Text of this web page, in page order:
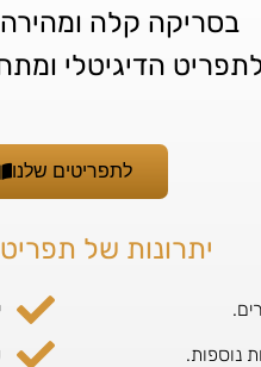
בסריקה קלה
הדיגיטלי
לתפריטים שלנו
יתרונות של תפריט
נוספות.